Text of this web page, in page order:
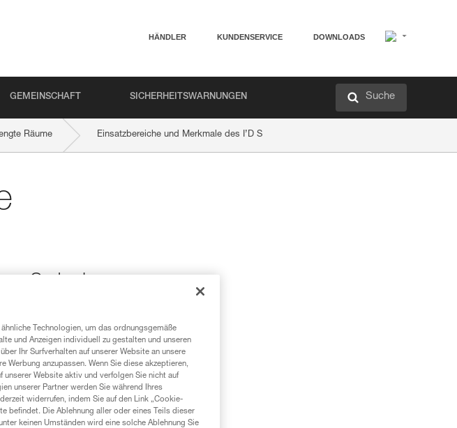
HÄNDLER KUNDENSERVICE DOWNLOADS
GEMEINSCHAFT SICHERHEITSWARNUNGEN Suche
Räume Einsatzbereiche und Merkmale des I’D S
Gurt oder am
Tipp geht,
verstehen zu
richtig
Technologien, um das ordnungsgemäße
und Anzeigen individuell zu gestalten und unseren
Ihr Surfverhalten auf unserer Website an unsere
Werbung anzupassen. Wenn Sie diese akzeptieren,
Website aktiv und verfolgen Sie nicht auf
unserer Partner werden Sie während Ihres
widerrufen, indem Sie auf den Link „Cookie-
befindet. Die Ablehnung aller oder eines Teils dieser
keinen Umständen wird eine solche Ablehnung Sie